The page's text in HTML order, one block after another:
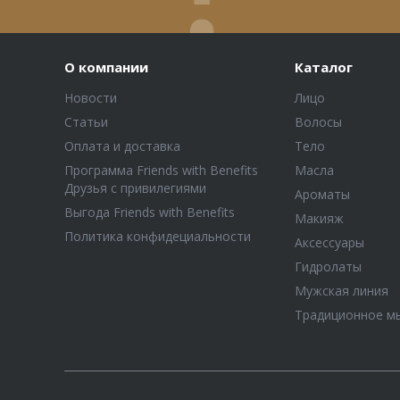
О компании
Новости
Статьи
Оплата и доставка
Программа Friends with Benefits
Друзья с привилегиями
Выгода Friends with Benefits
Политика конфидециальности
Каталог
Лицо
Волосы
Тело
Масла
Ароматы
Макияж
Аксессуары
Гидролаты
Мужская линия
Традиционное